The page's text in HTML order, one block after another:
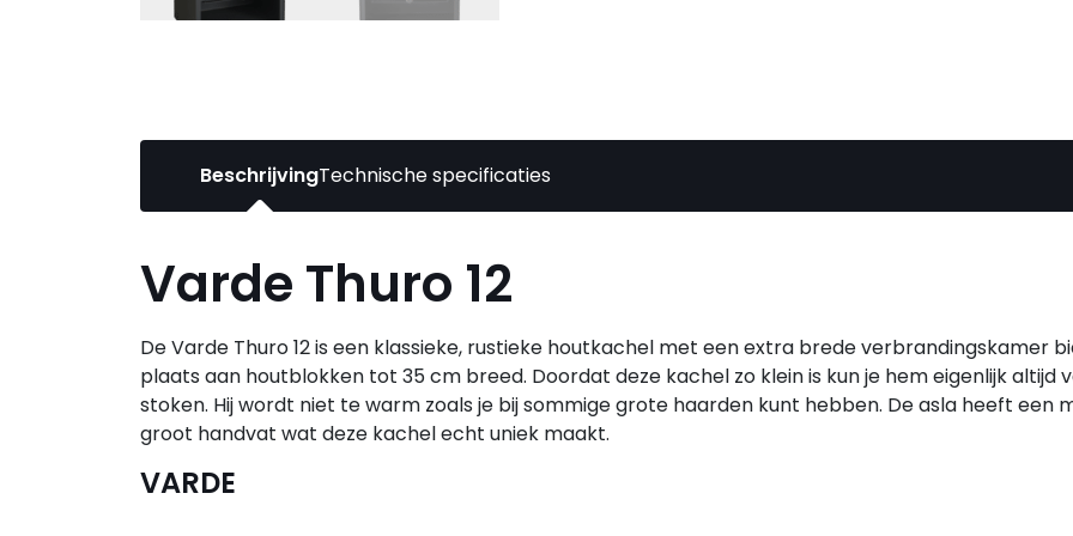
BeschrijvingTechnische specificaties
Varde Thuro 12
De Varde Thuro 12 is een klassieke, rustieke houtkachel met een extra brede verbrandingskamer
plaats aan houtblokken tot 35 cm breed. Doordat deze kachel zo klein is kun je hem eigenlijk altijd
stoken. Hij wordt niet te warm zoals je bij sommige grote haarden kunt hebben. De asla heeft een
groot handvat wat deze kachel echt uniek maakt.
VARDE